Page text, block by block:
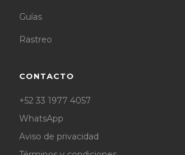
Guías
Rastreo
CONTACTO
+52 33 1977 4057
WhatsApp
Aviso de privacidad